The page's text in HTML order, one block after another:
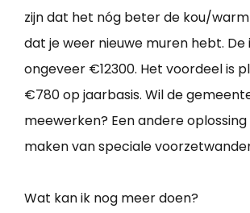
zijn dat het nóg beter de kou/
dat je weer nieuwe muren hebt. De
ongeveer €12300. Het voordeel is
€780 op jaarbasis. Wil de
meewerken? Een andere
maken van speciale
Wat kan ik nog meer doen?